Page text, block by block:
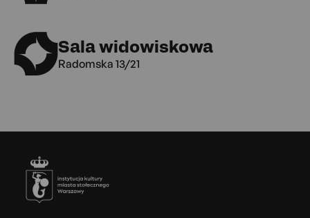
Sala widowiskowa
Radomska 13/21
Stopka